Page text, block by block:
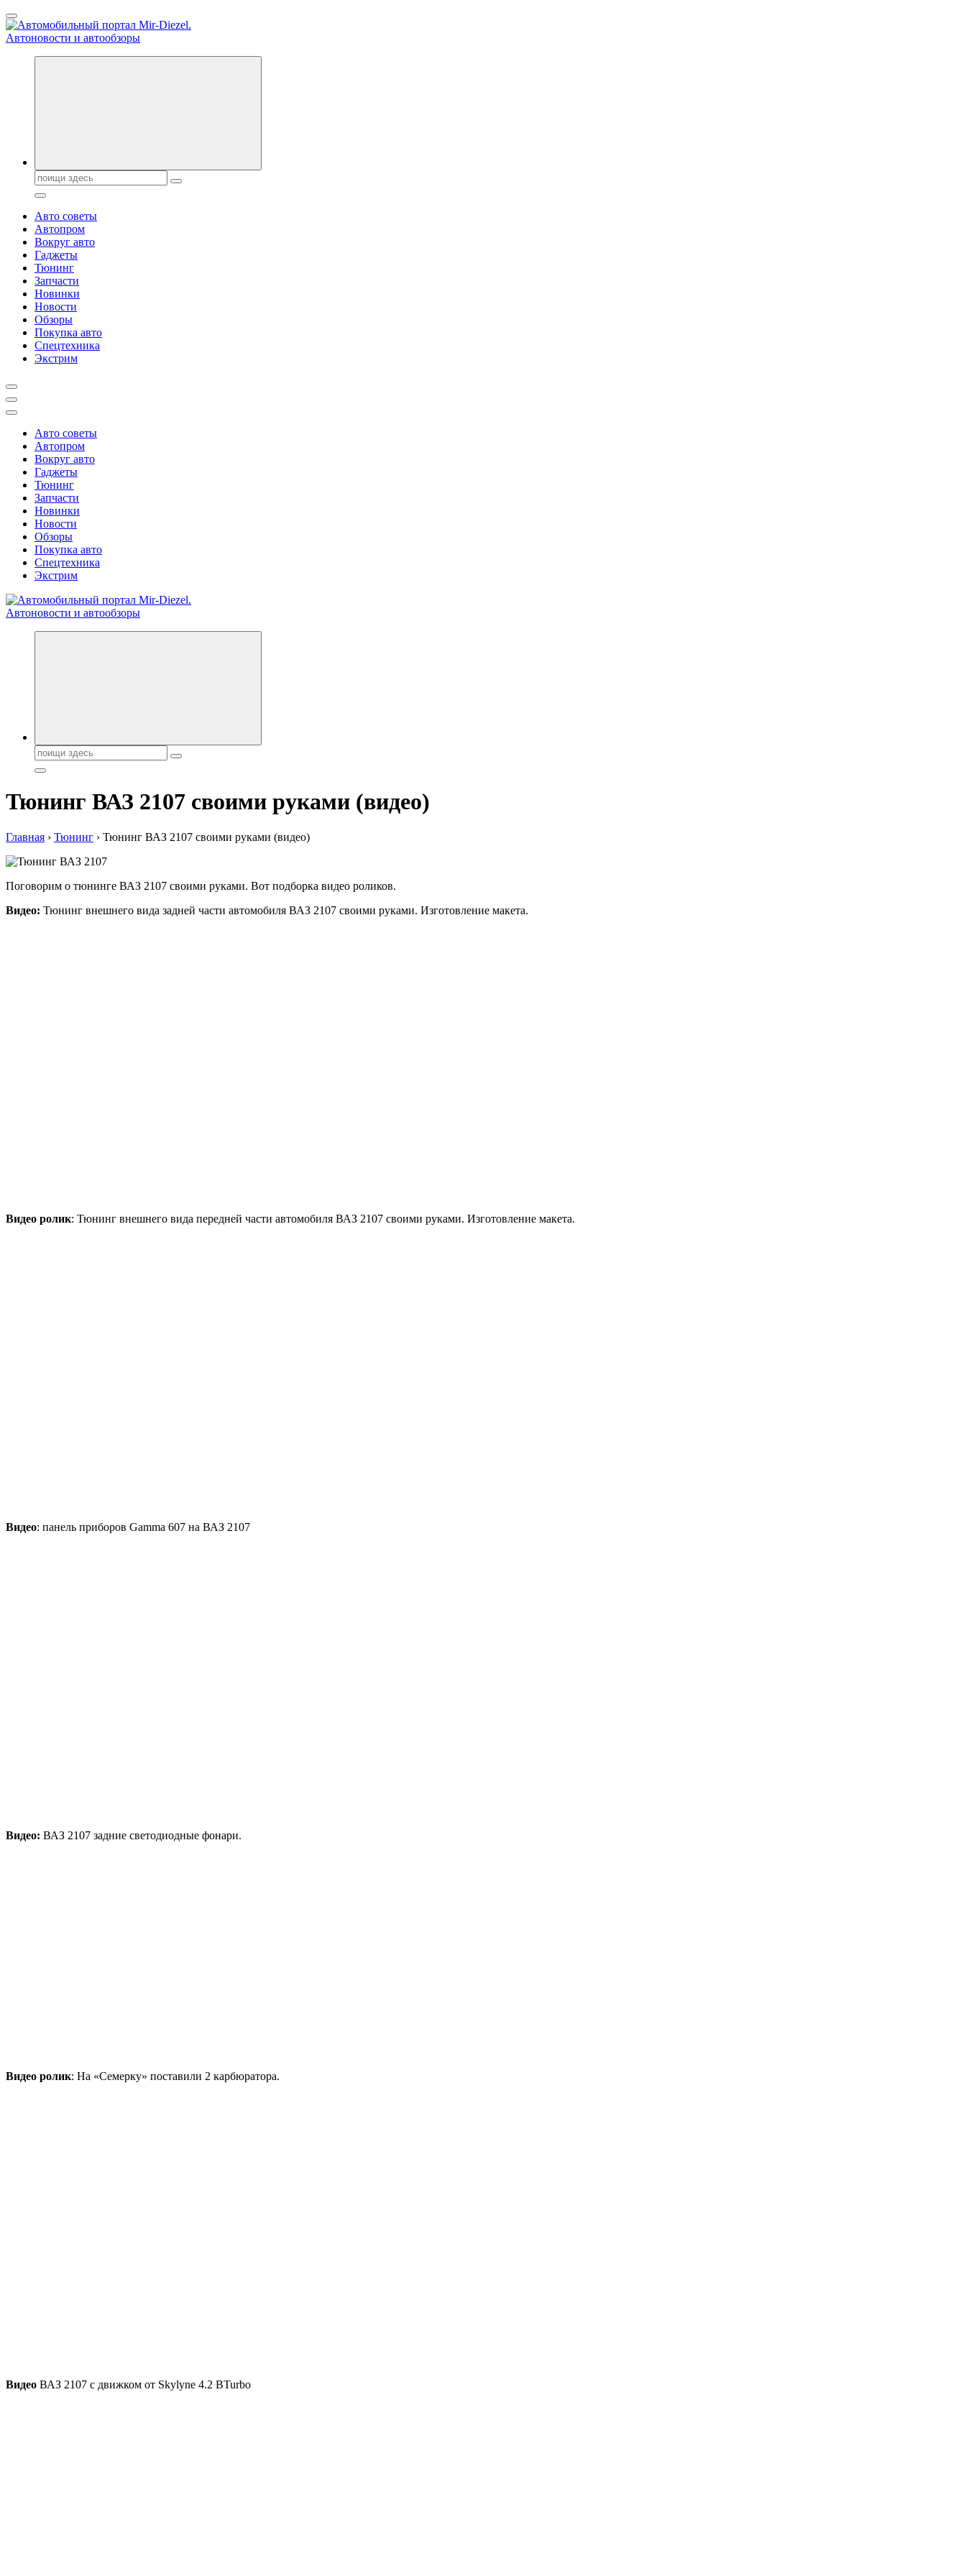
Перейти
к
содержанию
Справочник автомобилиста. Обзор новинок популярных автобрендов, технические характреристики, фото и автообзоры. Автотюнинг, тест-драйвы. Шины, диски, резина
Поиск:
Авто советы
Автопром
Вокруг авто
Гаджеты
Тюнинг
Запчасти
Новинки
Новости
Обзоры
Покупка авто
Спецтехника
Экстрим
Авто советы
Автопром
Вокруг авто
Гаджеты
Тюнинг
Запчасти
Новинки
Новости
Обзоры
Покупка авто
Спецтехника
Экстрим
Справочник автомобилиста. Обзор новинок популярных автобрендов, технические характреристики, фото и автообзоры. Автотюнинг, тест-драйвы. Шины, диски, резина
Поиск:
Тюнинг ВАЗ 2107 своими руками (видео)
Главная › Тюнинг › Тюнинг ВАЗ 2107 своими руками (видео)
Поговорим о тюнинге ВАЗ 2107 своими руками. Вот подборка видео роликов.
Видео: Тюнинг внешнего вида задней части автомобиля ВАЗ 2107 своими руками. Изготовление макета.
Видео ролик: Тюнинг внешнего вида передней части автомобиля ВАЗ 2107 своими руками. Изготовление макета.
Видео: панель приборов Gamma 607 на ВАЗ 2107
Видео: ВАЗ 2107 задние светодиодные фонари.
Видео ролик: На «Семерку» поставили 2 карбюратора.
Видео ВАЗ 2107 с движком от Skylyne 4.2 BTurbo